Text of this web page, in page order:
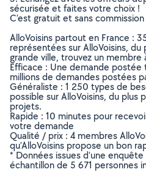
sécurisée et faites votre choix !
C’est gratuit et sans commission
AlloVoisins partout en France :
représentées sur AlloVoisins, du
grande ville, trouvez un
Efficace : Une demande
millions de demandes postées
Généraliste : 1 250 types de
possible sur AlloVoisins, du plus
projets.
Rapide : 10 minutes pour
votre demande
Qualité / prix : 4 membres
qu’AlloVoisins propose un bon
* Données issues d’une
échantillon de 5 671 personnes